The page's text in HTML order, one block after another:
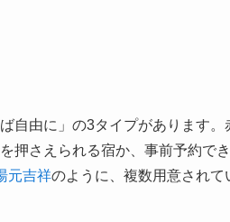
自由に」の3タイプがあります。
押さえられる宿か、事前予約でき
元吉祥のように、複数用意されて